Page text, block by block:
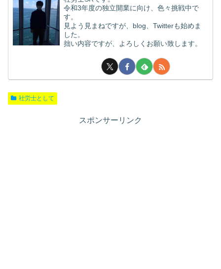
令和3年度の独立開業に向け、色々挑戦中で
す。
見よう見まねですが、blog、Twitterも始めま
した。
拙い内容ですが、よろしくお願い致します。
社労士として
スポンサーリンク